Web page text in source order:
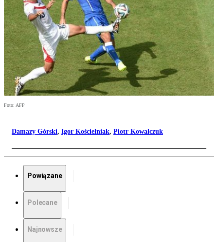
Foto: AFP
Damazy Górski, Igor Kościelniak, Piotr Kowalczuk
Powiązane
Polecane
Najnowsze